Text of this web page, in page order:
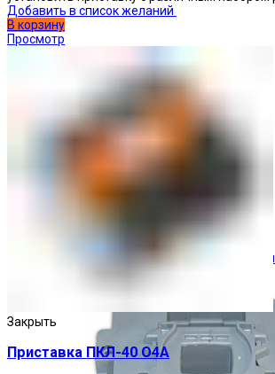
Ограничители перенапряжения
Добавить в список желаний
В корзину
Просмотр
Закрыть
Приставка ПКЛ-40 О4А